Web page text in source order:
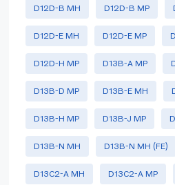
D12D-B MH D12D-B MP
D12D-E MH D12D-E MP
D12D-H MP D13B-A MP
D13B-D MP D13B-E MH
D13B-H MP D13B-J MP
D13B-N MH D13B-N MH (FE)
D13C2-A MH D13C2-A MP